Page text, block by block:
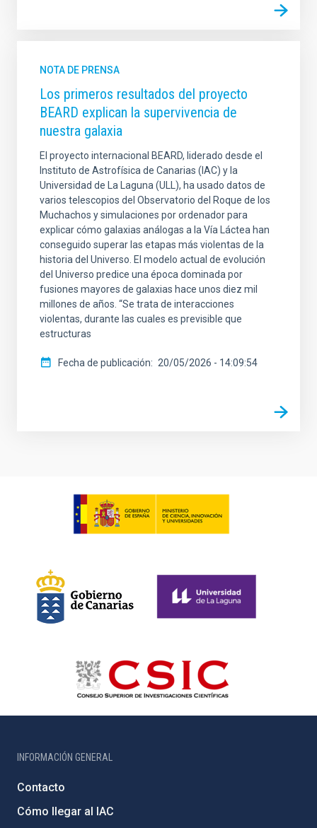
NOTA DE PRENSA
Los primeros resultados del proyecto
BEARD explican la supervivencia de
nuestra galaxia
El proyecto internacional BEARD, liderado desde el
Instituto de Astrofísica de Canarias (IAC) y la
Universidad de La Laguna (ULL), ha usado datos de
varios telescopios del Observatorio del Roque de los
Muchachos y simulaciones por ordenador para
explicar cómo galaxias análogas a la Vía Láctea han
conseguido superar las etapas más violentas de la
historia del Universo. El modelo actual de evolución
del Universo predice una época dominada por
fusiones mayores de galaxias hace unos diez mil
millones de años. “Se trata de interacciones
violentas, durante las cuales es previsible que
estructuras
Fecha de publicación 20/05/2026 - 14:09:54
INFORMACIÓN GENERAL
Contacto
Cómo llegar al IAC